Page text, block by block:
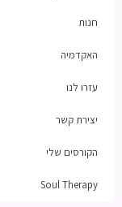
חנות
האקדמיה
עזרו לנו
יצירת קשר
הקורסים שלי
Soul Therapy